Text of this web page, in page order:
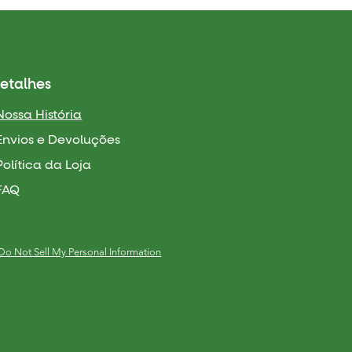
História
e Devoluções
da Loja
Not Sell My Personal Information